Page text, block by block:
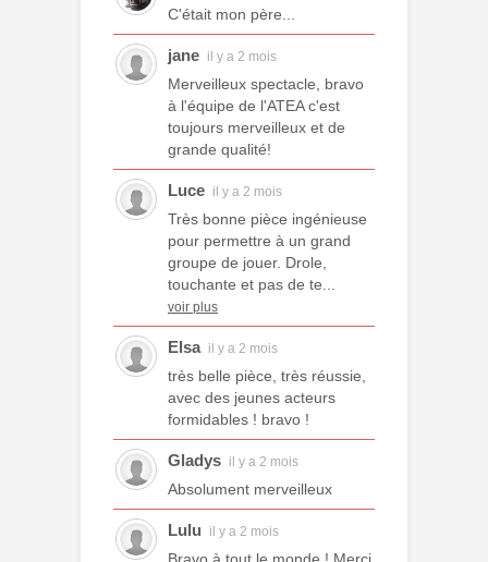
C'était mon père...
jane il y a 2 mois
Merveilleux spectacle, bravo
à l'équipe de l'ATEA c'est
toujours merveilleux et de
grande qualité!
Luce il y a 2 mois
Très bonne pièce ingénieuse
pour permettre à un grand
groupe de jouer. Drole,
touchante et pas de te...
voir plus
Elsa il y a 2 mois
très belle pièce, très réussie,
avec des jeunes acteurs
formidables ! bravo !
Gladys il y a 2 mois
Absolument merveilleux
Lulu il y a 2 mois